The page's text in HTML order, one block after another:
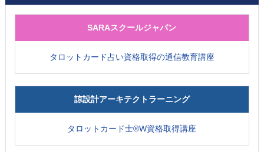
SARAスクールジャパン
タロットカード占い資格取得の通信教育講座
諒設計アーキテクトラーニング
タロットカード士®W資格取得講座